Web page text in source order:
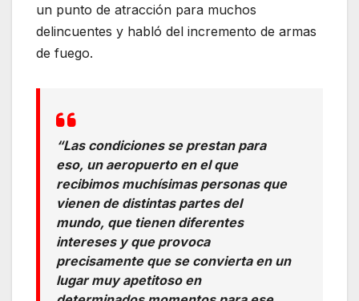
un punto de atracción para muchos
delincuentes y habló del incremento de armas
de fuego.
“Las condiciones se prestan para
eso, un aeropuerto en el que
recibimos muchísimas personas que
vienen de distintas partes del
mundo, que tienen diferentes
intereses y que provoca
precisamente que se convierta en un
lugar muy apetitoso en